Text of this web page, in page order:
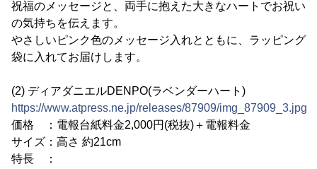
祝福のメッセージと、両手に抱えた大きなハートでお祝い
の気持ちを伝えます。
やさしいピンク色のメッセージ入れとともに、ラッピング
袋に入れてお届けします。
(2) ディアダニエルDENPO(ラベンダーハート)
https://www.atpress.ne.jp/releases/87909/img_87909_3.jpg
価格 ：電報台紙料金2,000円(税抜)＋電報料金
サイズ：高さ 約21cm
特長 ：